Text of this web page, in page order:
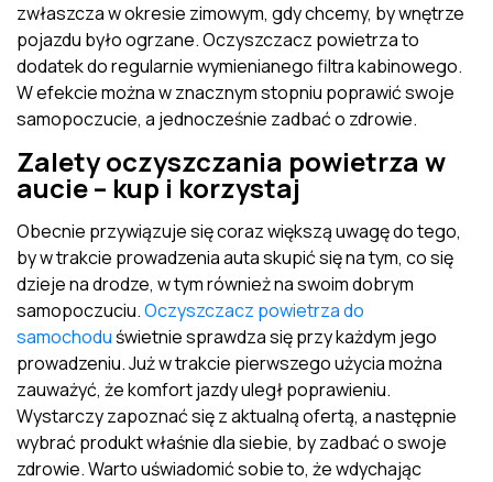
zwłaszcza w okresie zimowym, gdy chcemy, by wnętrze
pojazdu było ogrzane. Oczyszczacz powietrza to
dodatek do regularnie wymienianego filtra kabinowego.
W efekcie można w znacznym stopniu poprawić swoje
samopoczucie, a jednocześnie zadbać o zdrowie.
Zalety oczyszczania powietrza w
aucie – kup i korzystaj
Obecnie przywiązuje się coraz większą uwagę do tego,
by w trakcie prowadzenia auta skupić się na tym, co się
dzieje na drodze, w tym również na swoim dobrym
samopoczuciu.Oczyszczacz powietrza do
samochodu świetnie sprawdza się przy każdym jego
prowadzeniu. Już w trakcie pierwszego użycia można
zauważyć, że komfort jazdy uległ poprawieniu.
Wystarczy zapoznać się z aktualną ofertą, a następnie
wybrać produkt właśnie dla siebie, by zadbać o swoje
zdrowie. Warto uświadomić sobie to, że wdychając